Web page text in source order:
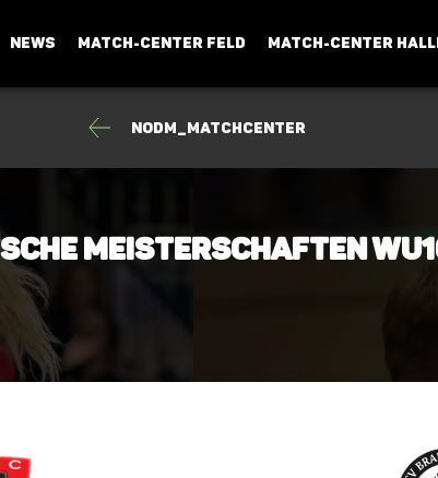
NEWS MATCH-CENTER FELD MATCH-CENTER
NODM_Matchcenter
Meisterschaften